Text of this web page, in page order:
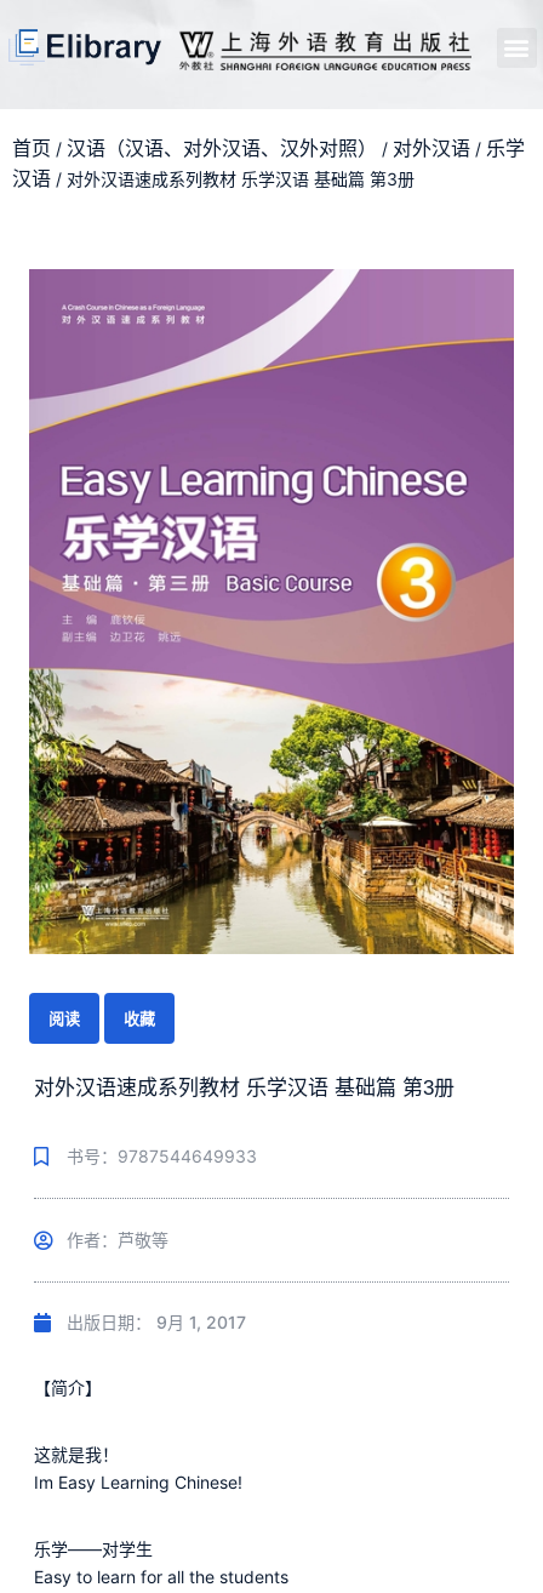
首页 / 汉语（汉语、对外汉语、汉外对照） / 对外汉语 / 乐学
汉语 / 对外汉语速成系列教材 乐学汉语 基础篇 第3册
阅读 收藏
对外汉语速成系列教材 乐学汉语 基础篇 第3册
书号：9787544649933
作者：芦敬等
出版日期： 9月 1, 2017
【简介】
这就是我！
Im Easy Learning Chinese!
乐学——对学生
Easy to learn for all the students